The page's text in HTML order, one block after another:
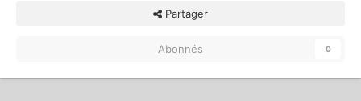
Partager
Abonnés 0